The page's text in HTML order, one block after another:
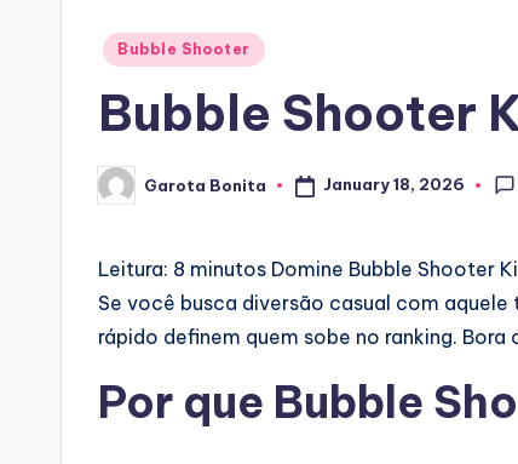
Posted
Bubble Shooter
Bubble Shooter
Posted
by
Garota Bonita January 18, 2026
Leitura: 8 minutos Domine Bubble Shooter
Se você busca diversão casual com
rápido definem quem sobe no ranking.
Por que Bubble